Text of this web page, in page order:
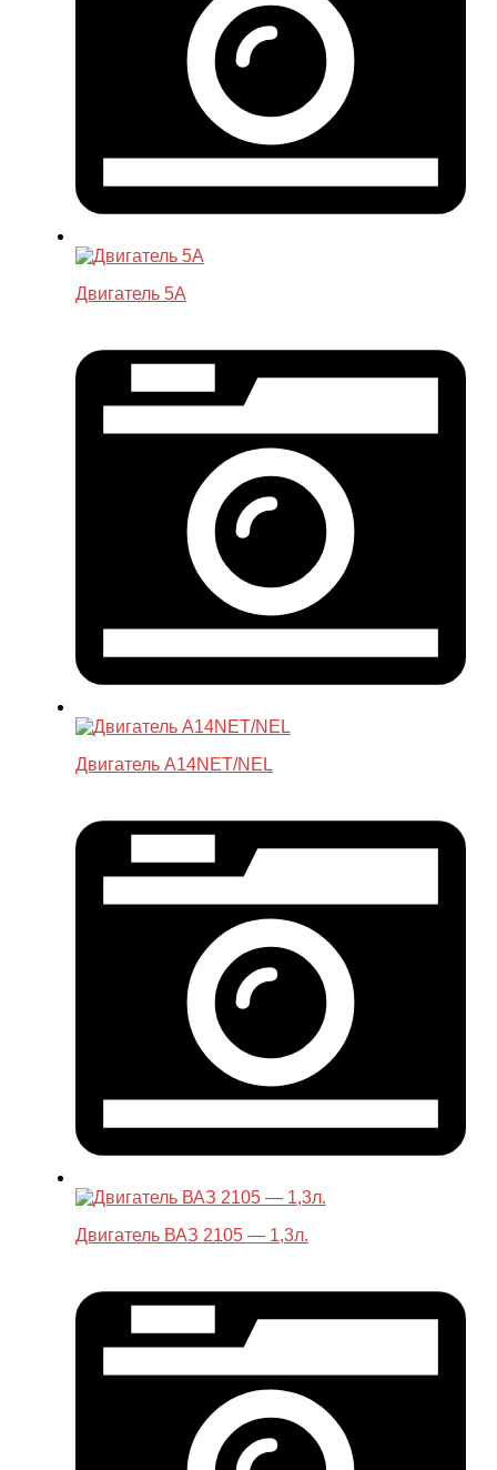
Двигатель 5A
Двигатель A14NET/NEL
Двигатель ВАЗ 2105 — 1,3л.